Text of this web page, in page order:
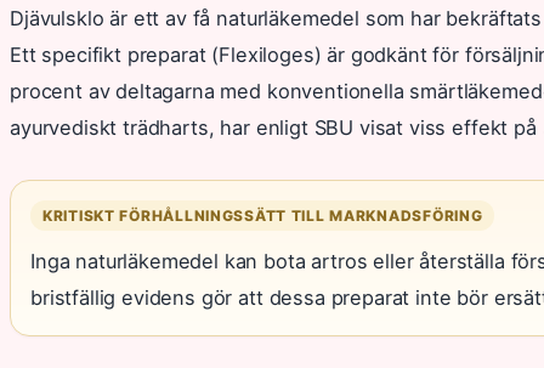
Djävulsklo är ett av få naturläkemedel som har
Ett specifikt preparat (Flexiloges) är godkänt för
procent av deltagarna med konventionella
ayurvediskt trädharts, har enligt SBU visat viss effekt
KRITISKT FÖRHÅLLNINGSSÄTT TILL MARKNADSFÖRING
Inga naturläkemedel kan bota artros eller återställa
bristfällig evidens gör att dessa preparat inte bör